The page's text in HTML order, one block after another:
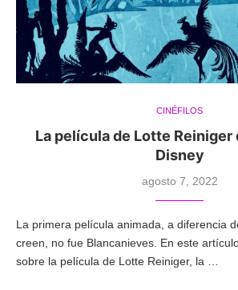
CINÉFILOS
La película de Lotte Reiniger
Disney
agosto 7, 2022
La primera película animada, a diferencia
creen, no fue Blancanieves. En este
sobre la película de Lotte Reiniger, la …